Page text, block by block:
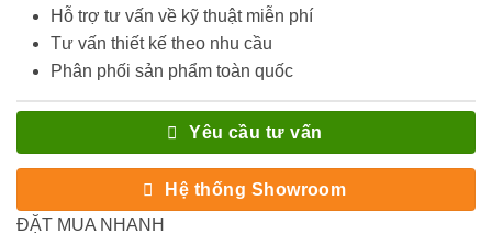
Hỗ trợ tư vấn về kỹ thuật miễn phí
Tư vấn thiết kế theo nhu cầu
Phân phối sản phẩm toàn quốc
Yêu cầu tư vấn
Hệ thống Showroom
ĐẶT MUA NHANH